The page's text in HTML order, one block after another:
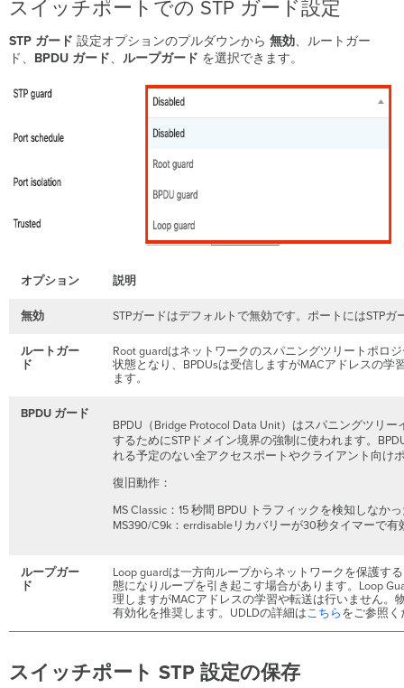
スイッチポートでの STP ガード設定
STP ガード 設定オプションのプルダウンから無効、ルートガー
ド、 BPDU ガード、ループガード を選択できます。
オプション 説明
無効 STPガードはデフォルトで無効です。ポートにはSTP
ルートガー
ド
Root guardはネットワークのスパニングツリートポロ
状態となり、BPDUsは受信しますがMACアドレスの
ます。
BPDU ガード
BPDU（Bridge Protocol Data Unit）はスパニングツリ
するためにSTPドメイン境界の強制に使われます。
れる予定のない全アクセスポートやクライアント向け
復旧動作：
MS Classic：15 秒間 BPDU トラフィックを検知しな
MS390/C9k：errdisableリカバリーが30秒タイマーで有
ループガー
ド
Loop guardは一方向ループからネットワークを保護す
態になりループを引き起こす場合があります。Loop
理しますがMACアドレスの学習や転送は行いません。
有効化を推奨します。UDLDの詳細はこちらをご参照く
スイッチポート STP 設定の保存